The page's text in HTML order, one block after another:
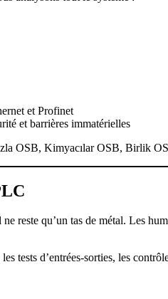
et Profinet
et barrières immatérielles
OSB, Kimyacılar OSB, Birlik
reste qu’un tas de métal. Les
tests d’entrées-sorties, les